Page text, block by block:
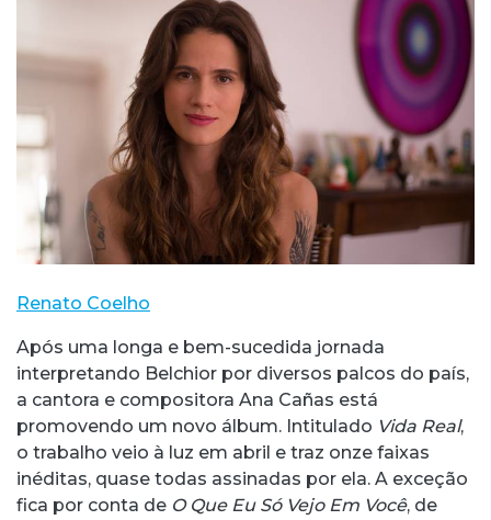
Renato Coelho
Após uma longa e bem-sucedida jornada
interpretando Belchior por diversos palcos do país,
a cantora e compositora Ana Cañas está
promovendo um novo álbum. Intitulado Vida Real,
o trabalho veio à luz em abril e traz onze faixas
inéditas, quase todas assinadas por ela. A exceção
fica por conta de O Que Eu Só Vejo Em Você, de